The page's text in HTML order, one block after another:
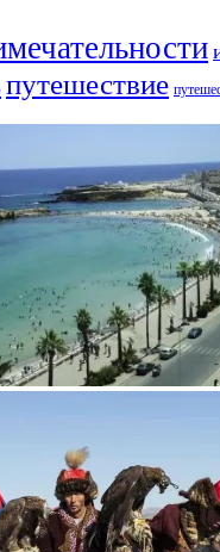
путешествие